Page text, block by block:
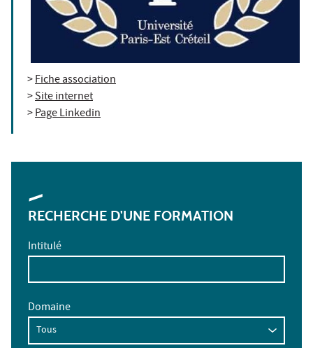
>Fiche association
>Site internet
>Page Linkedin
RECHERCHE D'UNE FORMATION
Intitulé
Domaine